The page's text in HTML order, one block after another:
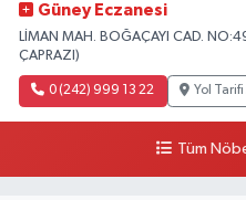
Güney Eczanesi
LİMAN MAH. BOĞAÇAYI CAD.
ÇAPRAZI)
0 (242) 999 13 22 Yol Tarifi
Tüm